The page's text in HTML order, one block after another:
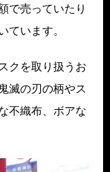
で売っていたり
ています。
クを取り扱うお
滅の刃の柄やス
不織布、ボアな